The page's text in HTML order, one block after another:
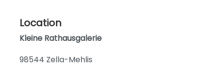
Location
Kleine Rathausgalerie
98544 Zella-Mehlis